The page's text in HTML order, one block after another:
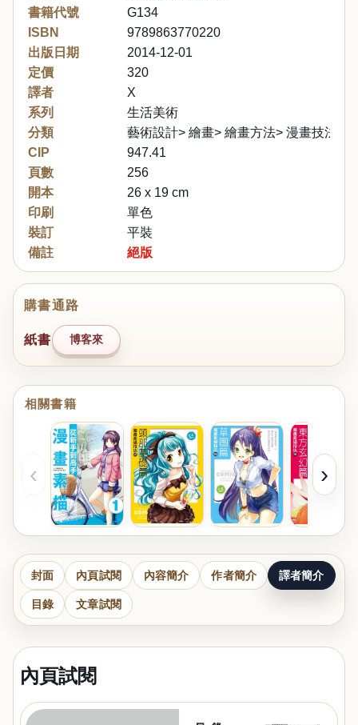
書籍代號
G134
ISBN
9789863770220
出版日期
2014-12-01
定價
320
譯者
X
系列
生活美術
分類
藝術設計> 繪畫> 繪畫方法> 漫畫技法
CIP
947.41
頁數
256
開本
26 x 19 cm
印刷
單色
裝訂
平裝
備註
絕版
購書通路
紙書 博客來
相關書籍
‹ ›
封面 內頁試閱 內容簡介 作者簡介 譯者簡介
目錄 文章試閱
內頁試閱